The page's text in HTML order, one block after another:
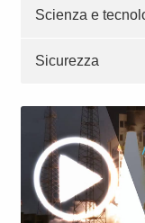
Scienza e
Sicurezza